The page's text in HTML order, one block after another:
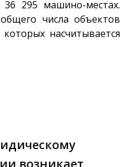
36 295 машино-местах.
числа объектов
насчитывается
возникает